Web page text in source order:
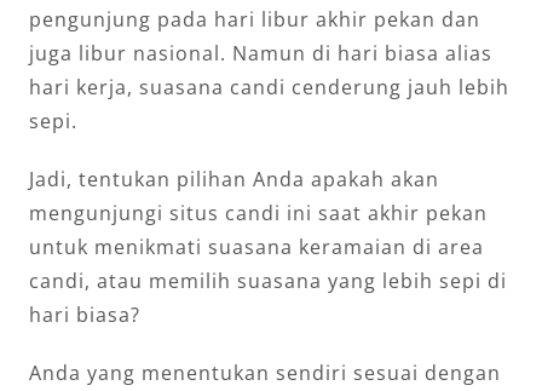
pengunjung pada hari libur akhir pekan dan
juga libur nasional. Namun di hari biasa alias
hari kerja, suasana candi cenderung jauh lebih
sepi.
Jadi, tentukan pilihan Anda apakah akan
mengunjungi situs candi ini saat akhir pekan
untuk menikmati suasana keramaian di area
candi, atau memilih suasana yang lebih sepi di
hari biasa?
Anda yang menentukan sendiri sesuai dengan